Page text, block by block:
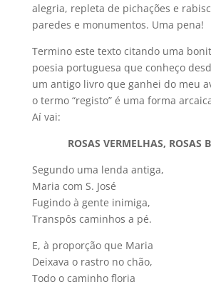
alegria, repleta de pichações e
paredes e monumentos. Uma pena!
Termino este texto citando uma
poesia portuguesa que conheço
um antigo livro que ganhei do meu
o termo “registo” é uma forma
Aí vai:
ROSAS VERMELHAS, ROSAS
Segundo uma lenda antiga,
Maria com S. José
Fugindo à gente inimiga,
Transpôs caminhos a pé.
E, à proporção que Maria
Deixava o rastro no chão,
Todo o caminho floria